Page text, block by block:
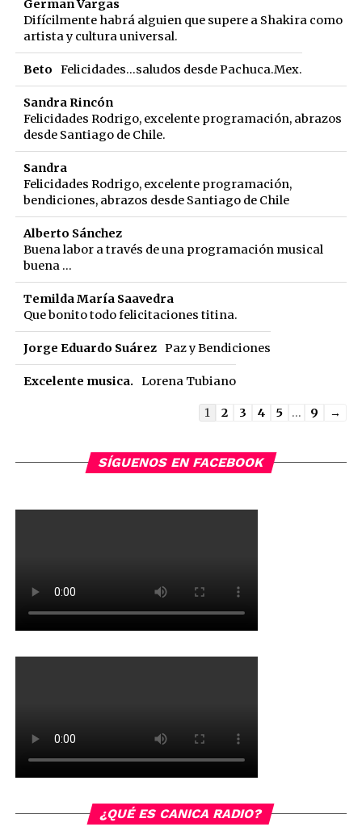
German Vargas
Difícilmente habrá alguien que supere a Shakira como
artista y cultura universal.
Beto Felicidades...saludos desde Pachuca.Mex.
Sandra Rincón
Felicidades Rodrigo, excelente programación, abrazos
desde Santiago de Chile.
Sandra
Felicidades Rodrigo, excelente programación,
bendiciones, abrazos desde Santiago de Chile
Alberto Sánchez
Buena labor a través de una programación musical
buena ...
Temilda María Saavedra
Que bonito todo felicitaciones titina.
Jorge Eduardo Suárez Paz y Bendiciones
Excelente musica. Lorena Tubiano
Guestbook
1 2 3 4 5 ... 9 →
SÍGUENOS EN FACEBOOK
¿QUÉ ES CANICA RADIO?